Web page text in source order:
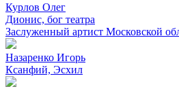
Курлов Олег
Дионис, бог театра
Заслуженный артист Московской
Назаренко Игорь
Ксанфий, Эсхил